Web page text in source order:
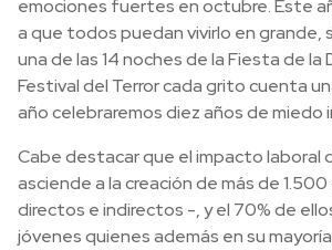
emociones fuertes en octubre. Este
a que todos puedan vivirlo en grande,
una de las 14 noches de la Fiesta de la
Festival del Terror cada grito cuenta
año celebraremos diez años de miedo
Cabe destacar que el impacto laboral
asciende a la creación de más de
directos e indirectos -, y el 70% de
jóvenes quienes además en su